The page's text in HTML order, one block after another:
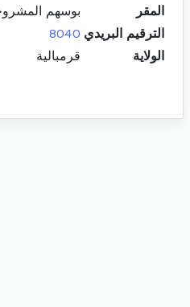
المقر
بوسهم
الترقيم البريدي 8040
الولاية
قرمبالية